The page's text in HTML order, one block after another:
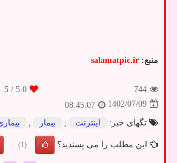
منبع: salamatpic.ir
744
5.0
/ 5
1402/07/09
08:45:07
تگهای خبر:
اینترنت بیمار
این مطلب را می پسندید؟ (1)